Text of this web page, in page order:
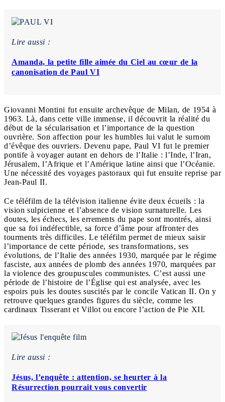
Lire aussi :
Amanda, la petite fille aimée du Ciel au cœur de la
canonisation de Paul VI
Giovanni Montini fut ensuite archevêque de Milan, de 1954 à
1963. Là, dans cette ville immense, il découvrit la réalité du
début de la sécularisation et l’importance de la question
ouvrière. Son affection pour les humbles lui valut le surnom
d’évêque des ouvriers. Devenu pape, Paul VI fut le premier
pontife à voyager autant en dehors de l’Italie : l’Inde, l’Iran,
Jérusalem, l’Afrique et l’Amérique latine ainsi que l’Océanie.
Une nécessité des voyages pastoraux qui fut ensuite reprise par
Jean-Paul II.
Ce téléfilm de la télévision italienne évite deux écueils : la
vision sulpicienne et l’absence de vision surnaturelle. Les
doutes, les échecs, les errements du pape sont montrés, ainsi
que sa foi indéfectible, sa force d’âme pour affronter des
tourments très difficiles. Le téléfilm permet de mieux saisir
l’importance de cette période, ses transformations, ses
évolutions, de l’Italie des années 1930, marquée par le régime
fasciste, aux années de plomb des années 1970, marquées par
la violence des groupuscules communistes. C’est aussi une
période de l’histoire de l’Église qui est analysée, avec les
espoirs puis les doutes suscités par le concile Vatican II. On y
retrouve quelques grandes figures du siècle, comme les
cardinaux Tisserant et Villot ou encore l’action de Pie XII.
Lire aussi :
Jésus, l’enquête : attention, se heurter à la
Résurrection pourrait vous convertir